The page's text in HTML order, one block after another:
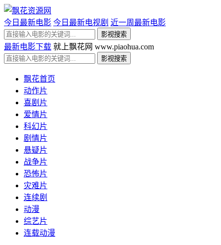
今日最新电影 今日最新电视剧 近一周最新电影
最新电影下载 就上飘花网 www.piaohua.com
飘花首页
动作片
喜剧片
爱情片
科幻片
剧情片
悬疑片
战争片
恐怖片
灾难片
连续剧
动漫
综艺片
连载动漫